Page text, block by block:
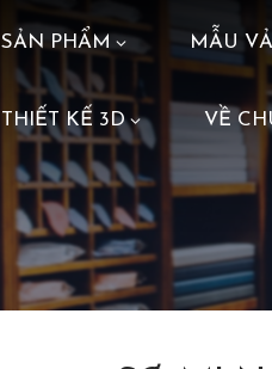
SẢN PHẨM MẪU
THIẾT KẾ 3D VỀ